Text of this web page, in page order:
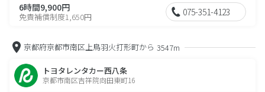
6時間9,900円
免責補償制度1,650円 075-351-4123
京都府京都市南区上鳥羽火打形町から 3547m
トヨタレンタカー西八条
京都市南区吉祥院向田東町16